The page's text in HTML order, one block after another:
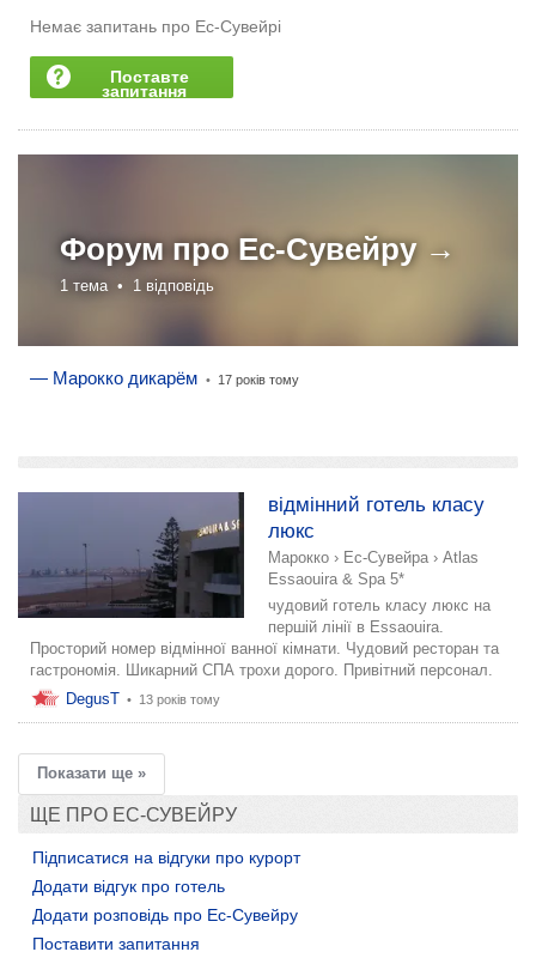
Немає запитань про Ес-Сувейрі
Поставте
запитання
Форум про Ес-Сувейру →
1 тема • 1 відповідь
— Марокко дикарём • 17 років тому
відмінний готель класу
люкс
Марокко › Ес-Сувейра › Atlas
Essaouira & Spa 5*
чудовий готель класу люкс на
першій лінії в Essaouira.
Просторий номер відмінної ванної кімнати. Чудовий ресторан та
гастрономія. Шикарний СПА трохи дорого. Привітний персонал.
DegusT • 13 років тому
Показати ще »
ЩЕ ПРО ЕС-СУВЕЙРУ
Підписатися на відгуки про курорт
Додати відгук про готель
Додати розповідь про Ес-Сувейру
Поставити запитання